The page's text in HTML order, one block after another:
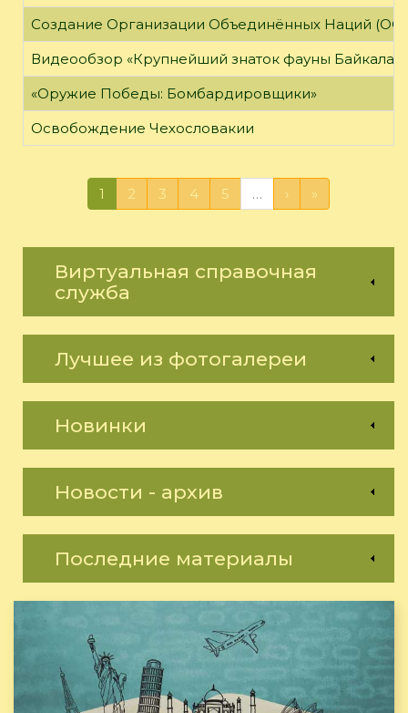
Создание Организации Объединённых Наций
Видеообзор «Крупнейший знаток фауны Байкала»
«Оружие Победы: Бомбардировщики»
Освобождение Чехословакии
1 2 3 4 5 … › »
Виртуальная справочная
служба
Лучшее из фотогалереи
Новинки
Новости - архив
Последние материалы